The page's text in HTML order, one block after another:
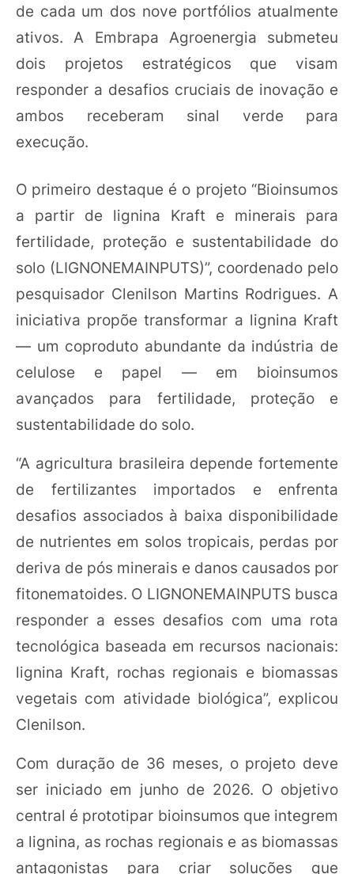
de cada um dos nove portfólios atualmente
ativos. A Embrapa Agroenergia submeteu
dois projetos estratégicos que visam
responder a desafios cruciais de inovação e
ambos receberam sinal verde para
execução.
O primeiro destaque é o projeto “Bioinsumos
a partir de lignina Kraft e minerais para
fertilidade, proteção e sustentabilidade do
solo (LIGNONEMAINPUTS)”, coordenado pelo
pesquisador Clenilson Martins Rodrigues. A
iniciativa propõe transformar a lignina Kraft
— um coproduto abundante da indústria de
celulose e papel — em bioinsumos
avançados para fertilidade, proteção e
sustentabilidade do solo.
“A agricultura brasileira depende fortemente
de fertilizantes importados e enfrenta
desafios associados à baixa disponibilidade
de nutrientes em solos tropicais, perdas por
deriva de pós minerais e danos causados por
fitonematoides. O LIGNONEMAINPUTS busca
responder a esses desafios com uma rota
tecnológica baseada em recursos nacionais:
lignina Kraft, rochas regionais e biomassas
vegetais com atividade biológica”, explicou
Clenilson.
Com duração de 36 meses, o projeto deve
ser iniciado em junho de 2026. O objetivo
central é prototipar bioinsumos que integrem
a lignina, as rochas regionais e as biomassas
antagonistas para criar soluções que